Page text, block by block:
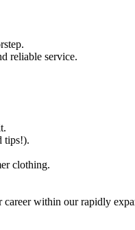
reliable service.
tips!).
clothing.
within our rapidly